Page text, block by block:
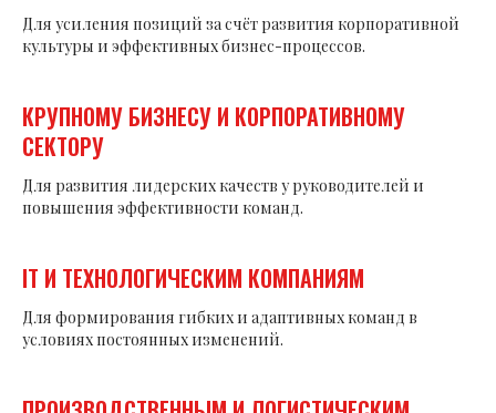
Для усиления позиций за счёт развития корпоративной
культуры и эффективных бизнес-процессов.
КРУПНОМУ БИЗНЕСУ И КОРПОРАТИВНОМУ
СЕКТОРУ
Для развития лидерских качеств у руководителей и
повышения эффективности команд.
IT И ТЕХНОЛОГИЧЕСКИМ КОМПАНИЯМ
Для формирования гибких и адаптивных команд в
условиях постоянных изменений.